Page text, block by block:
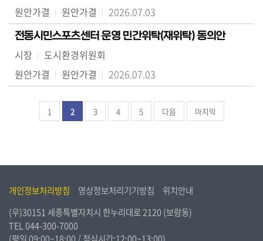
원안가결
원안가결 2026.07.03
전동시민스포츠센터 운영 민간위탁(재위탁) 동의안
시장
도시환경위원회
원안가결
원안가결 2026.07.03
1 2 3 4 5 다음 마지막
개인정보처리방침 영상정보처리기기방침
위치안내
(우)30151 세종특별자치시 한누리대로 2120 (보람동)
TEL044-300-7000